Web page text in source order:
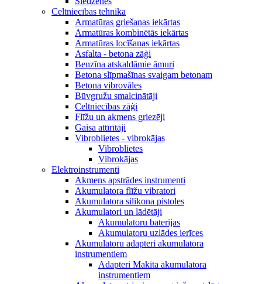
Celtniecības tehnika
Armatūras griešanas iekārtas
Armatūras kombinētās iekārtas
Armatūras locīšanas iekārtas
Asfalta - betona zāģi
Benzīna atskaldāmie āmuri
Betona slīpmašīnas svaigam betonam
Betona vibrovāles
Būvgružu smalcinātāji
Celtniecības zāģi
Flīžu un akmens griezēji
Gaisa attīrītāji
Vibroblietes - vibrokājas
Vibroblietes
Vibrokājas
Elektroinstrumenti
Akmens apstrādes instrumenti
Akumulatora flīžu vibratori
Akumulatora silikona pistoles
Akumulatori un lādētāji
Akumulatoru baterijas
Akumulatoru uzlādes ierīces
Akumulatoru adapteri akumulatora
instrumentiem
Adapteri Makita akumulatora
instrumentiem